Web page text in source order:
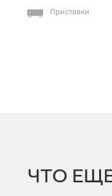
Приставки
ЧТО